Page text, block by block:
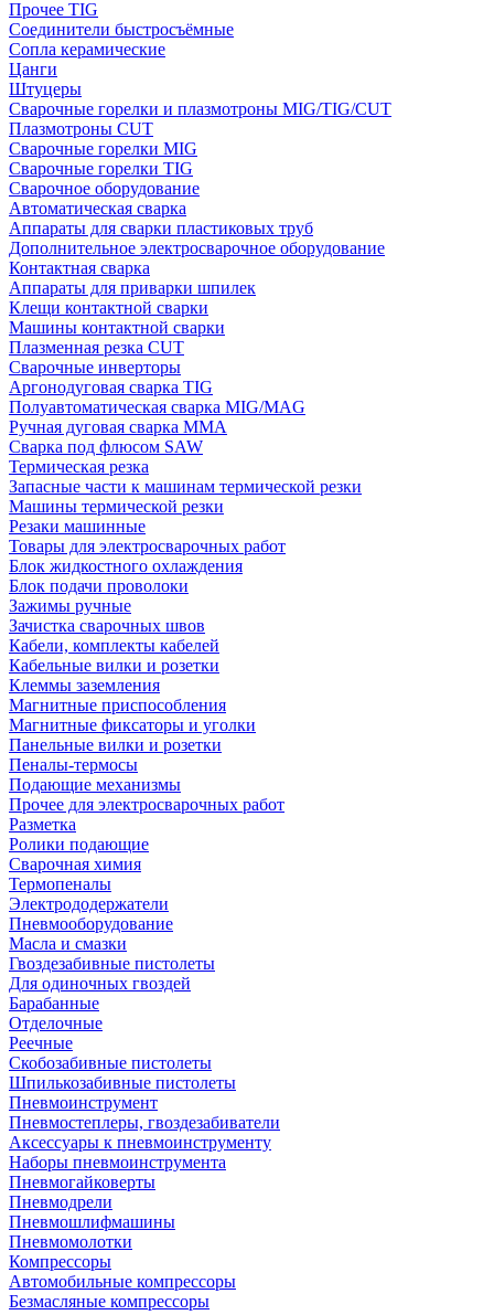
Прочее TIG
Соединители быстросъёмные
Сопла керамические
Цанги
Штуцеры
Сварочные горелки и плазмотроны MIG/TIG/CUT
Плазмотроны CUT
Сварочные горелки MIG
Сварочные горелки TIG
Сварочное оборудование
Автоматическая сварка
Аппараты для сварки пластиковых труб
Дополнительное электросварочное оборудование
Контактная сварка
Аппараты для приварки шпилек
Клещи контактной сварки
Машины контактной сварки
Плазменная резка CUT
Сварочные инверторы
Аргонодуговая сварка TIG
Полуавтоматическая сварка MIG/MAG
Ручная дуговая сварка MMA
Сварка под флюсом SAW
Термическая резка
Запасные части к машинам термической резки
Машины термической резки
Резаки машинные
Товары для электросварочных работ
Блок жидкостного охлаждения
Блок подачи проволоки
Зажимы ручные
Зачистка сварочных швов
Кабели, комплекты кабелей
Кабельные вилки и розетки
Клеммы заземления
Магнитные приспособления
Магнитные фиксаторы и уголки
Панельные вилки и розетки
Пеналы-термосы
Подающие механизмы
Прочее для электросварочных работ
Разметка
Ролики подающие
Сварочная химия
Термопеналы
Электрододержатели
Пневмооборудование
Масла и смазки
Гвоздезабивные пистолеты
Для одиночных гвоздей
Барабанные
Отделочные
Реечные
Скобозабивные пистолеты
Шпилькозабивные пистолеты
Пневмоинструмент
Пневмостеплеры, гвоздезабиватели
Аксессуары к пневмоинструменту
Наборы пневмоинструмента
Пневмогайковерты
Пневмодрели
Пневмошлифмашины
Пневмомолотки
Компрессоры
Автомобильные компрессоры
Безмасляные компрессоры